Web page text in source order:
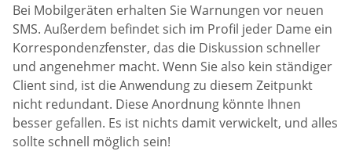
Bei Mobilgeräten erhalten Sie Warnungen vor neuen
SMS. Außerdem befindet sich im Profil jeder Dame ein
Korrespondenzfenster, das die Diskussion schneller
und angenehmer macht. Wenn Sie also kein ständiger
Client sind, ist die Anwendung zu diesem Zeitpunkt
nicht redundant. Diese Anordnung könnte Ihnen
besser gefallen. Es ist nichts damit verwickelt, und alles
sollte schnell möglich sein!